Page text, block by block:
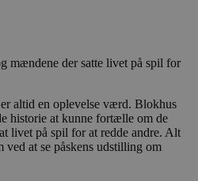
mændene der satte livet på spil for
altid en oplevelse værd. Blokhus
historie at kunne fortælle om de
livet på spil for at redde andre. Alt
ved at se påskens udstilling om